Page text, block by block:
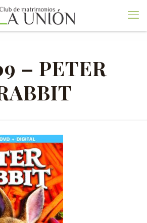
– PETER